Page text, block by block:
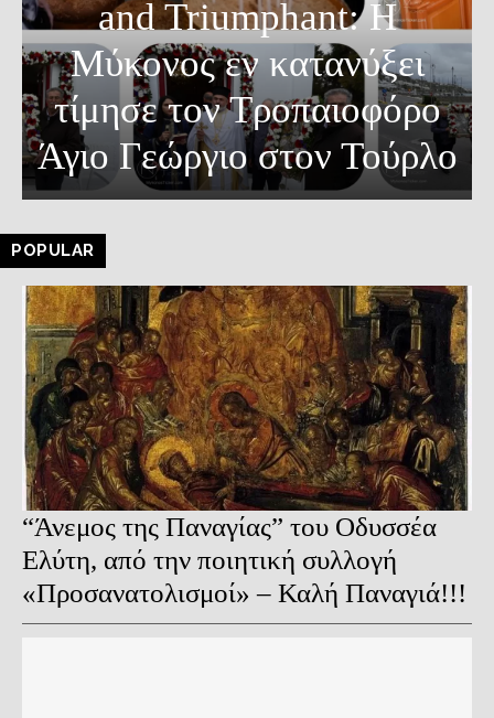
and Triumphant: Η
Μύκονος εν κατανύξει
τίμησε τον Τροπαιοφόρο
Άγιο Γεώργιο στον Τούρλο
POPULAR
“Άνεμος της Παναγίας” του Οδυσσέα
Ελύτη, από την ποιητική συλλογή
«Προσανατολισμοί» – Καλή Παναγιά!!!